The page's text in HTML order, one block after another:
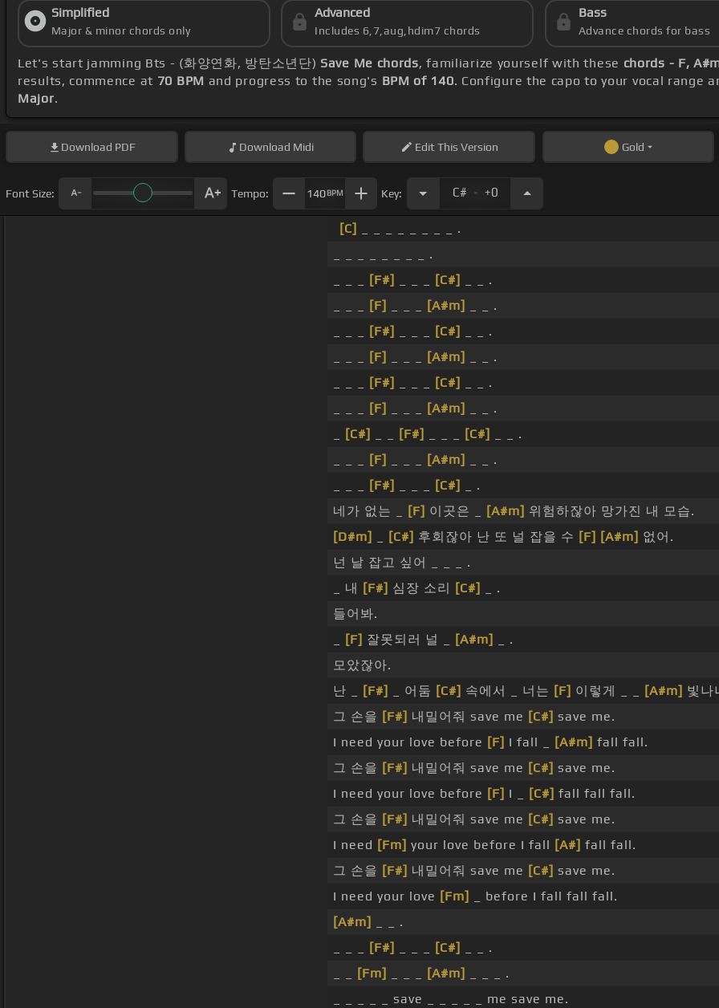
Simplified
Major & minor chords only
Advanced
Includes 6,7,aug,hdim7 chords
Bass
Advance chords for bass
Let's start jamming Bts - (화양연화, 방탄소년단) Save Me chords, familiarize yourself with these chords - F,
results, commence at 70 BPM and progress to the song's BPM of 140. Configure the capo to your vocal range
Major.
Download PDF Download Midi EditThis Version Gold
Font Size: Tempo: 140BPM Key: C# . +0
[C]
_ _ _ _ _ _ _ _ .
_ _ _ _ _ _ _ _ .
[F#] [C#]
_ _ .
[F] [A#m]
_ _ .
[F#] [C#]
_ _ .
[F] [A#m]
_ _ .
[F#] [C#]
_ _ .
[F] [A#m]
_ _ .
[C#] [F#] [C#]
_ _ .
[F] [A#m]
_ _ .
[F#] [C#]
_ .
네가 없는 _
[F] 이곳은 _ [A#m] 위험하잖아 망가진 내 모습.
[D#m]
[C#] 후회잖아 난 또 널 잡을 수 [F] [A#m] 없어.
넌 날 잡고 싶어 _ _ _ .
_ 내
[F#] 심장 소리 [C#]
_ .
들어봐.
[F] 잘못되러 널 _ [A#m]
_ .
모았잖아.
난 _
[F#] _ 어둠 [C#] 속에서 _ 너는 [F] 이렇게 _ _ [A#m] 빛나
그 손을 [F#] 내밀어줘 save me [C#] save me.
I need your love before [F] I fall _ [A#m] fall fall.
그 손을 [F#] 내밀어줘 save me [C#] save me.
I need your love before [F] I _ [C#] fall fall fall.
그 손을 [F#] 내밀어줘 save me [C#] save me.
I need [Fm] your love before I fall [A#] fall fall.
그 손을 [F#] 내밀어줘 save me [C#] save me.
I need your love [Fm]
_ before I fall fall fall.
[A#m]
_ _ .
[F#] [C#]
_ _ .
[Fm] [A#m]
_ _ _ .
_ _ _ _ _ save _ _ _ _ _ me save me.